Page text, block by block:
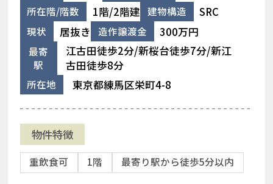
所在階/階数 1階/2階建 建物構造 SRC
現状 居抜き 造作譲渡金 300万円
最寄
駅
江古田徒歩2分/新桜台徒歩7分/新江
古田徒歩8分
所在地 東京都練馬区栄町4-8
物件特徴
重飲食可 1階 最寄り駅から徒歩5分以内